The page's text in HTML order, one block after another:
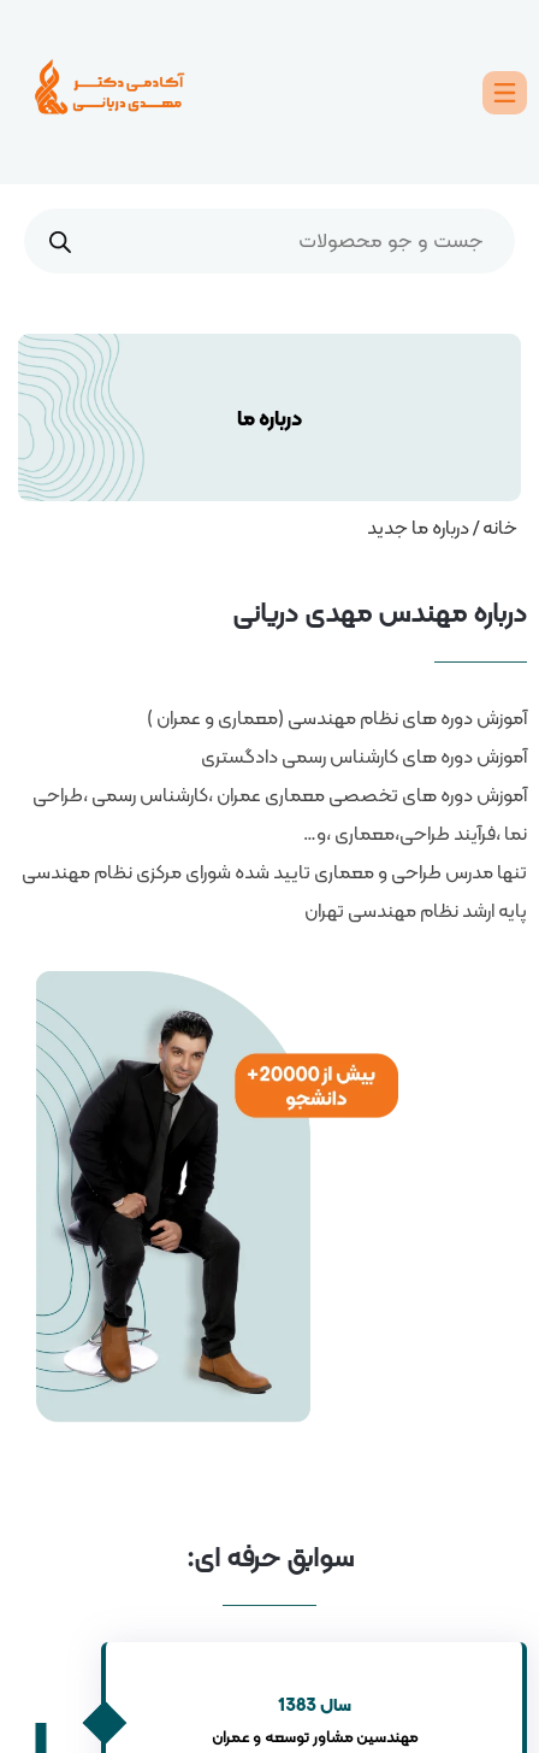
درباره ما
خانه/ درباره ما جدید
درباره مهندس مهدی دریانی
آموزش دوره های نظام مهندسی (معماری و عمران )
آموزش دوره های کارشناس رسمی دادگستری
آموزش دوره های تخصصی معماری عمران ،کارشناس رسمی ،طراحی
نما ،فرآیند طراحی،معماری ،و…
تنها مدرس طراحی و معماری تایید شده شورای مرکزی نظام مهندسی
پایه ارشد نظام مهندسی تهران
سوابق حرفه ای:
سال 1383
مهندسین مشاور توسعه و عمران